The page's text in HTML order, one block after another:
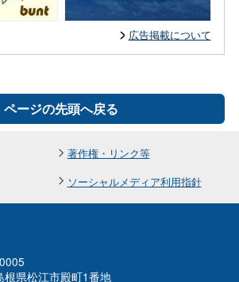
広告掲載について
ページの先頭へ戻る
著作権・リンク等
ソーシャルメディア利用指針
県松江市殿町1番地